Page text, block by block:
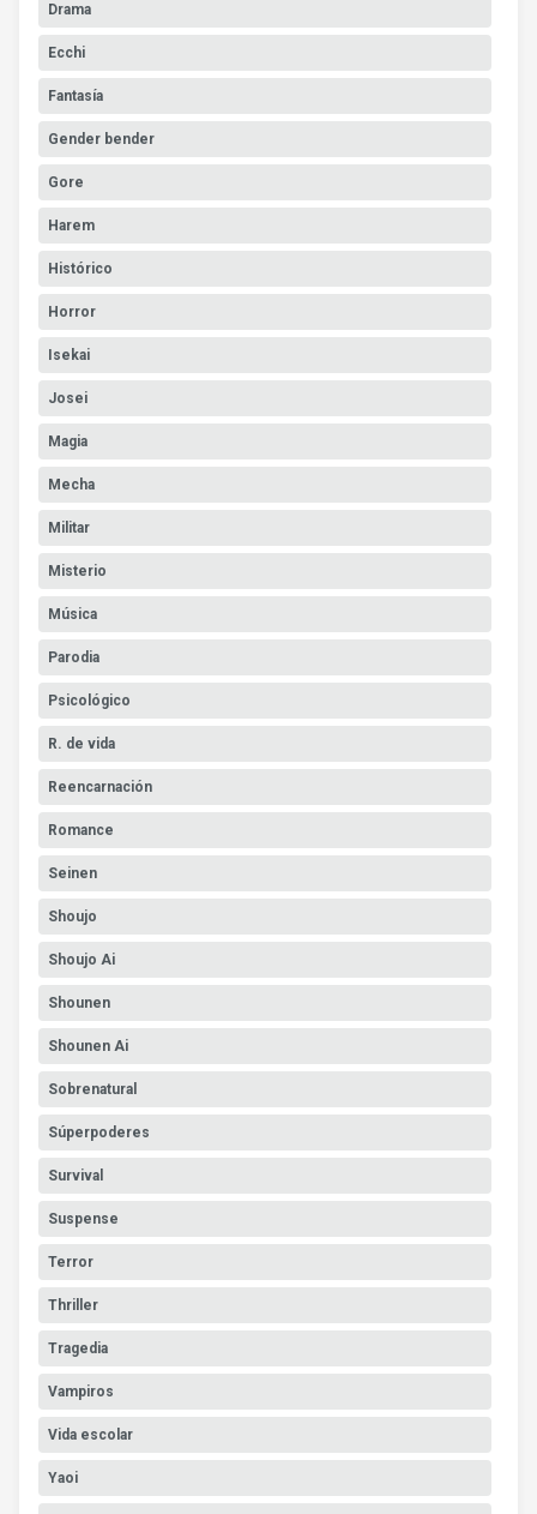
Drama
Ecchi
Fantasía
Gender bender
Gore
Harem
Histórico
Horror
Isekai
Josei
Magia
Mecha
Militar
Misterio
Música
Parodia
Psicológico
R. de vida
Reencarnación
Romance
Seinen
Shoujo
Shoujo Ai
Shounen
Shounen Ai
Sobrenatural
Súperpoderes
Survival
Suspense
Terror
Thriller
Tragedia
Vampiros
Vida escolar
Yaoi